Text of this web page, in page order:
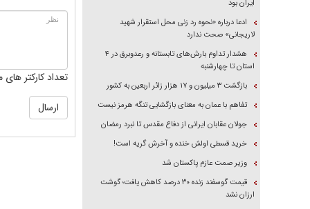
تعداد کارکتر های
ایران بود
ادعا درباره «نحوه رد زنی محل استقرار شهید
لاریجانی» صحت ندارد
هشدار تداوم بارش‌های تابستانه و رعدوبرق در ۴
استان تا چهارشنبه
بازگشت ۳ میلیون و ۱۷ هزار زائر اربعین به کشور
تفاهم با عمان به معنای بازگشایی تنگه هرمز نیست
جولان عقابان ایرانی از دفاع مقدس تا نبرد رمضان
خرید قسطی اولش خنده و آخرش گریه است!
وزیر صمت عازم پاکستان شد
قیمت گوسفند زنده ۳۰ درصد کاهش یافت؛ گوشت
ارزان نشد